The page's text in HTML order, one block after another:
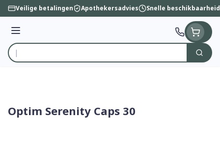
Ga naar de inhoud
Veilige betalingen Apothekersadvies Snelle beschikbaarheid
Menu
Product, merk, categorie...
Zoek
Optim Serenity Caps 30